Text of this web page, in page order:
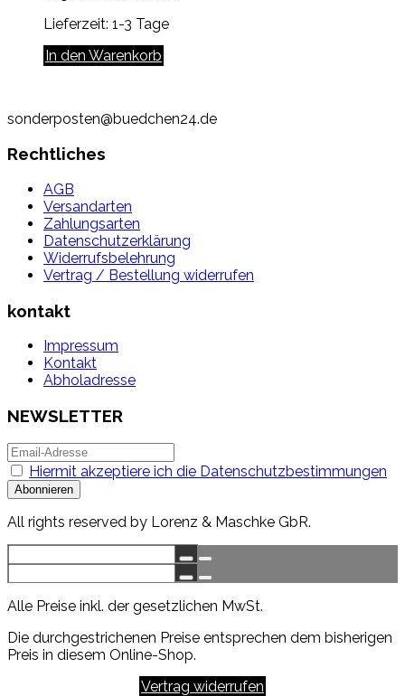
Lieferzeit: 1-3 Tage
In den Warenkorb
sonderposten@buedchen24.de
Rechtliches
AGB
Versandarten
Zahlungsarten
Datenschutzerklärung
Widerrufsbelehrung
Vertrag / Bestellung widerrufen
kontakt
Impressum
Kontakt
Abholadresse
NEWSLETTER
Hiermit akzeptiere ich die Datenschutzbestimmungen
All rights reserved by Lorenz & Maschke GbR.
Alle Preise inkl. der gesetzlichen MwSt.
Die durchgestrichenen Preise entsprechen dem bisherigen
Preis in diesem Online-Shop.
Vertrag widerrufen